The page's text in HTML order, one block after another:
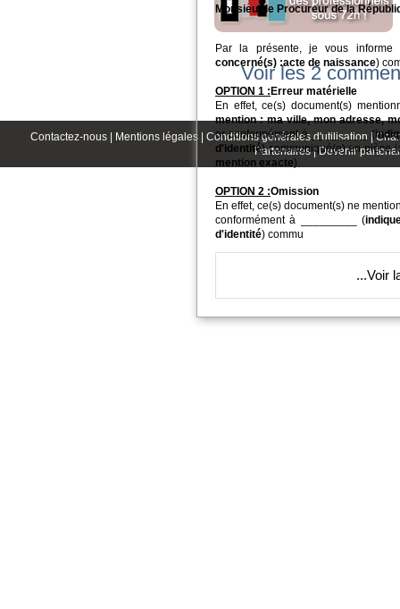
Monsieur le Procureur de la
Par la présente, je vous informe
concerné(s) :acte de naissance)
OPTION 1 : Erreur matérielle
En effet, ce(s) document(s)
mention : ma ville, mon adresse,
or conformément à _________ (
d'identité) communiqué(e) en pièce
mention exacte).
OPTION 2 :Omission
En effet, ce(s) document(s) ne
conformément à _________ (
d'identité) commu
...Voir
Voir les 2
Contactez-nous | Mentions légales | Conditions générales d'utilisation |
Partenaires |Devenir